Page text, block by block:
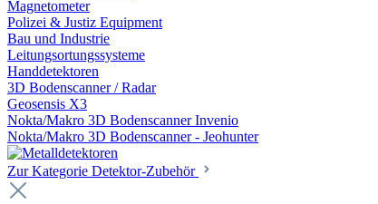
Magnetometer
Polizei & Justiz Equipment
Bau und Industrie
Leitungsortungssysteme
Handdetektoren
3D Bodenscanner / Radar
Geosensis X3
Nokta/Makro 3D Bodenscanner Invenio
Nokta/Makro 3D Bodenscanner - Jeohunter
Zur Kategorie Detektor-Zubehör